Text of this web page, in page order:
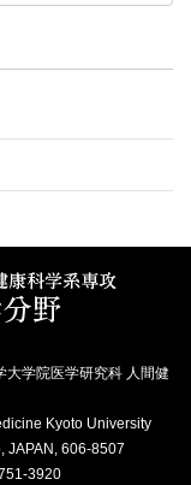
学院医学研究科 人間健
Kyoto University
JAPAN, 606-8507
3920